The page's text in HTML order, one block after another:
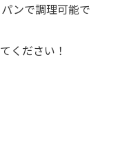
ンで調理可能で
ください！